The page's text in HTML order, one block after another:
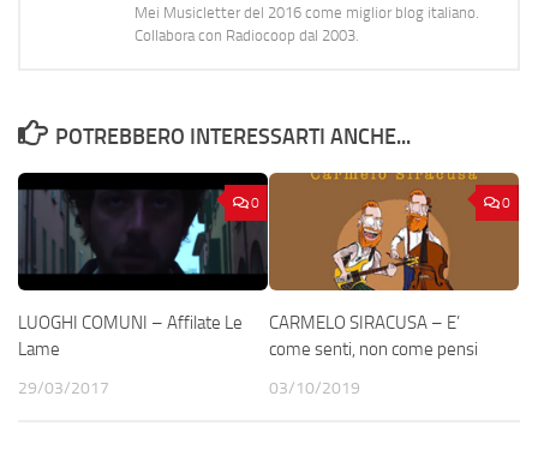
Mei Musicletter del 2016 come miglior blog italiano.
Collabora con Radiocoop dal 2003.
POTREBBERO INTERESSARTI ANCHE...
0
LUOGHI COMUNI – Affilate Le
Lame
29/03/2017
0
CARMELO SIRACUSA – E’
come senti, non come pensi
03/10/2019